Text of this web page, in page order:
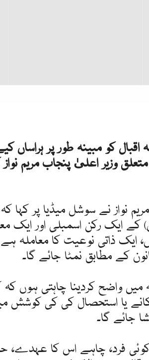
اقبال کو مبینہ طور پر ہراساں
وزیر اعلیٰ پنجاب مریم
نواز نے سوشل میڈیا پر کہا
ایک رکن اسمبلی اور ایک
ایک ذاتی نوعیت کا معاملہ
کے مطابق نمٹا جائے گا۔
میں واضح کردینا چاہتی ہوں
یا استحصال کی کی
جائے گا۔
کوئی فرد، چاہے اس کا عہدے،